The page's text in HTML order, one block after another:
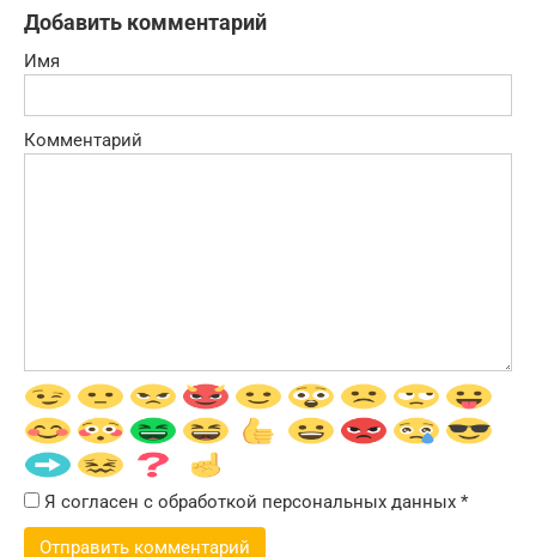
Добавить комментарий
Имя
Комментарий
Я согласен с обработкой персональных данных *